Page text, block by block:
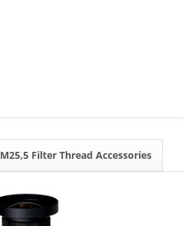
M25,5 Filter Thread Accessories